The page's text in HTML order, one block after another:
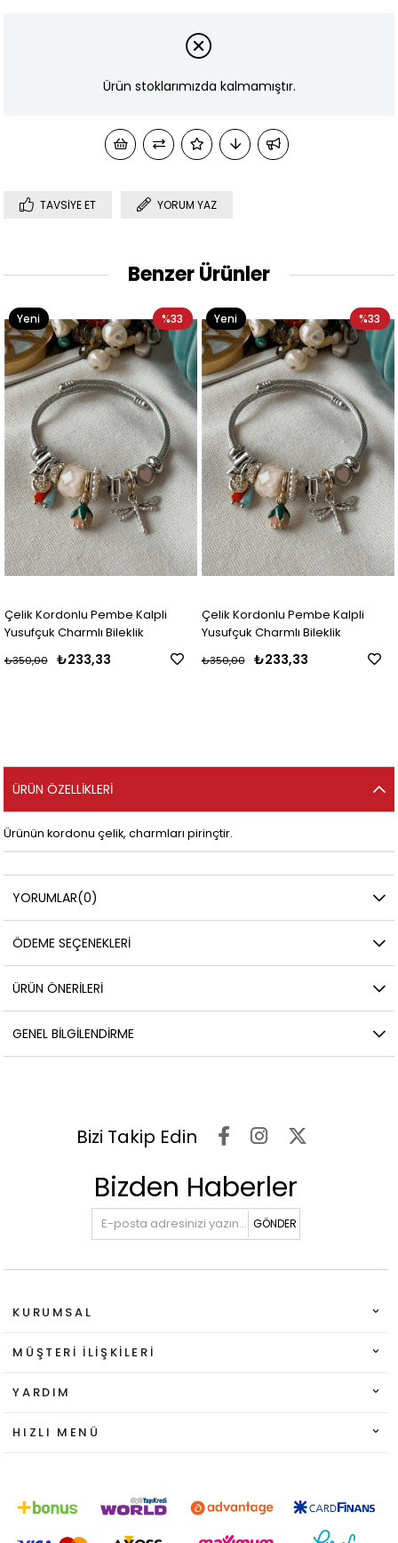
Ürün stoklarımızda kalmamıştır.
TAVSIYE ET YORUM YAZ
Benzer Ürünler
Çelik Kordonlu Pembe Kalpli
Yusufçuk Charmlı Bileklik
₺233,33
₺350,00
%33
Yeni
Ürün
Çelik Kordonlu Pembe Kalpli
Yusufçuk Charmlı Bileklik
₺233,33
₺350,00
%33
Yeni
Ürün
ÜRÜN ÖZELLIKLERI
Ürünün kordonu çelik, charmları pirinçtir.
YORUMLAR(0)
ÖDEME SEÇENEKLERI
ÜRÜN ÖNERILERI
GENEL BILGILENDIRME
Bizi Takip Edin
Bizden Haberler
GÖNDER
KURUMSAL
MÜŞTERI İLIŞKILERI
YARDIM
HIZLI MENÜ